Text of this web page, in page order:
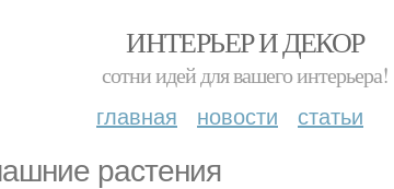
ИНТЕРЬЕР И ДЕКОР
сотни идей для вашего интерьера!
главная новости статьи
растения